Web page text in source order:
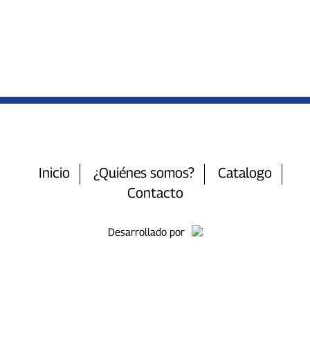
Inicio ¿Quiénes somos?
Catalogo
Contacto
Desarrollado por